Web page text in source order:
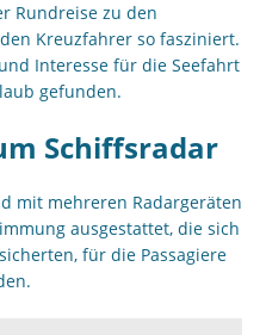
Rundreise zu den
Kreuzfahrer so fasziniert.
Interesse für die Seefahrt
gefunden.
Schiffsradar
mit mehreren Radargeräten
ausgestattet, die sich
für die Passagiere